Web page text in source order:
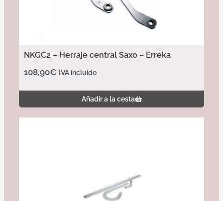
NKGC2 – Herraje central Saxo – Erreka
108,90€ IVA incluido
Añadir a la cesta